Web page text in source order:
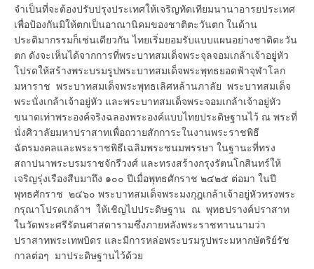
จำเป็นที่จะต้องปรับปรุงประเทศให้เจริญทัดเทียมนานาอารยประเทศ
เพื่อป้องกันมิให้ตกเป็นอาณานิคมของชาติตะวันตก ในด้าน
ประติมากรรมก็เช่นเดียวกัน ไทยเริ่มยอมรับแบบแผนอย่างชาติตะวัน
ตก ดังจะเห็นได้จากการที่พระบาทสมเด็จพระจุลจอมเกล้าเจ้าอยู่หัว
โปรดให้สร้างพระบรมรูปพระบาทสมเด็จพระพุทธยอดฟ้าจุฬาโลก
มหาราช พระบาทสมเด็จพระพุทธเลิศหล้านภาลัย พระบาทสมเด็จ
พระนั่งเกล้าเจ้าอยู่หัว และพระบาทสมเด็จพระจอมเกล้าเจ้าอยู่หัว
ขนาดเท่าพระองค์จริงฉลองพระองค์แบบไทยประดิษฐานไว้ ณ พระที่
นั่งศิวาลัยมหาปราสาทเพื่อถวายสักการะในงานพระราชพิธี
ฉัตรมงคลและพระราชพิธีเฉลิมพระชนมพรรษา ในฐานะที่ทรง
สถาปนาพระบรมราชจักรีวงศ์ และทรงสร้างกรุงรัตนโกสินทร์ให้
เจริญรุ่งเรืองสืบมาถึง ๑๐๐ ปีเมื่อพุทธศักราช ๒๔๒๕ ต่อมา ในปี
พุทธศักราช ๒๔๖๐ พระบาทสมเด็จพระมงกุฎเกล้าเจ้าอยู่หัวทรงพระ
กรุณาโปรดเกล้าฯ ให้เชิญไปประดิษฐาน ณ พุทธปรางค์ปราสาท
ในวัดพระศรีรัตนศาสดารามซึ่งภายหลังพระราชทานนามว่า
ปราสาทพระเทพบิดร และมีการหล่อพระบรมรูปพระมหากษัตริย์รัช
กาลต่อๆ มาประดิษฐานไว้ด้วย